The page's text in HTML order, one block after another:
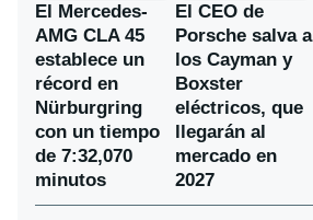
El Mercedes-
AMG CLA 45
establece un
récord en
Nürburgring
con un tiempo
de 7:32,070
minutos
El CEO de
Porsche salva a
los Cayman y
Boxster
eléctricos, que
llegarán al
mercado en
2027